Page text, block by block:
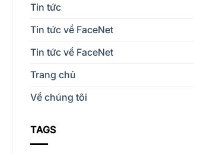
Tin tức
Tin tức về FaceNet
Tin tức về FaceNet
Trang chủ
Về chúng tôi
TAGS